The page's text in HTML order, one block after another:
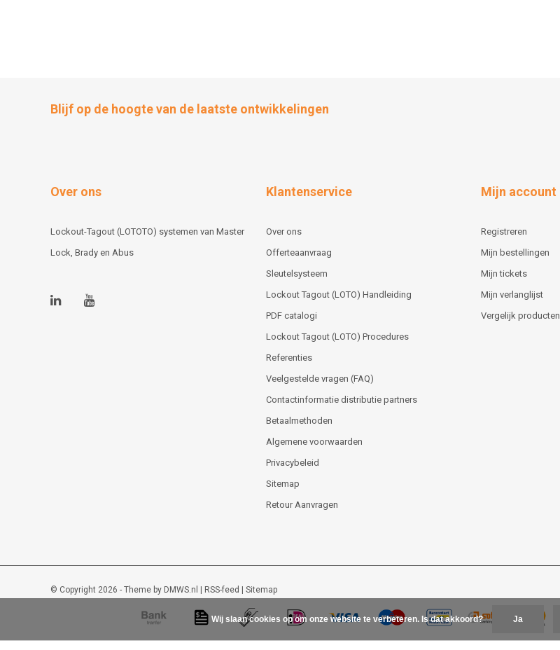
Blijf op de hoogte van de laatste ontwikkelingen
Over ons
Lockout-Tagout (LOTOTO) systemen van Master
Lock, Brady en Abus
Klantenservice
Over ons
Offerteaanvraag
Sleutelsysteem
Lockout Tagout (LOTO) Handleiding
PDF catalogi
Lockout Tagout (LOTO) Procedures
Referenties
Veelgestelde vragen (FAQ)
Contactinformatie distributie partners
Betaalmethoden
Algemene voorwaarden
Privacybeleid
Sitemap
Retour Aanvragen
Mijn account
Registreren
Mijn bestellingen
Mijn tickets
Mijn verlanglijst
Vergelijk producten
© Copyright 2026 - Theme by DMWS.nl | RSS-feed | Sitemap
Lockout-tagout-shop 9/10-48beoordelingen opKiyoh
Wij slaan cookies op om onze website te verbeteren. Is dat akkoord? Ja